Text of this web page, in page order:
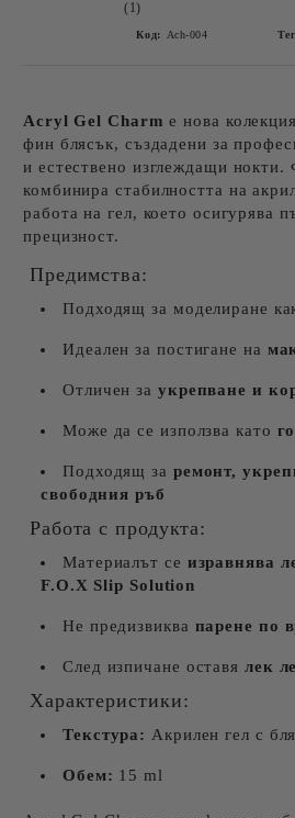
(1)
Код: Ach-004
Acryl Gel Charm е нова
фин блясък, създадени за
и естествено изглеждащи нокти.
комбинира стабилността на
работа на гел, което осигурява
прецизност.
Предимства:
Подходящ за моделиране
Идеален за постигане на
Отличен за укрепване и
Може да се използва като
Подходящ за ремонт,
свободния ръб
Работа с продукта:
Материалът се изравнява
F.O.X Slip Solution
Не предизвиква парене по
След изпичане оставя лек
Характеристики:
Текстура: Акрилен гел с
Обем: 15 ml